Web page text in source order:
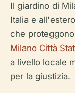
Il giardino di
Italia e
che
Milano Città
a livello locale
per la giustizia.